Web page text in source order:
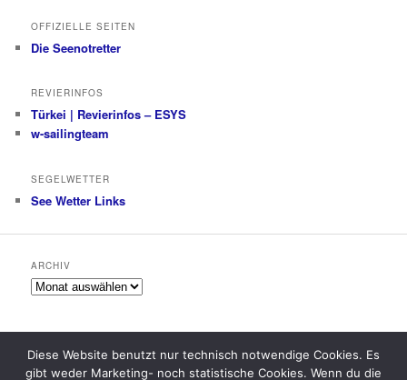
OFFIZIELLE SEITEN
Die Seenotretter
REVIERINFOS
Türkei | Revierinfos – ESYS
w-sailingteam
SEGELWETTER
See Wetter Links
ARCHIV
Archiv
Datenschutzerklärung Stolz präsentiert von WordPress
Diese Website benutzt nur technisch notwendige Cookies. Es
gibt weder Marketing- noch statistische Cookies. Wenn du die